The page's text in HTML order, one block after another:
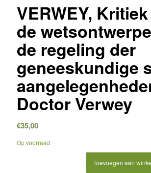
VERWEY,
de
de regeling der
geneeskundige
Doctor Verwey
€35,00
Op voorraad
Toevoegen aan